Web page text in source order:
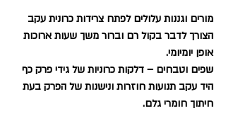
מורים וגננות עלולים לפתח צרידות כרונית עקב
הצורך לדבר בקול רם וברור משך שעות ארוכות
אופן יומיומי.
שפים וטבחים – דלקות כרוניות של גידי פרק כף
היד עקב תנועות חוזרות ונישנות של הפרק בעת
חיתוך חומרי גלם.